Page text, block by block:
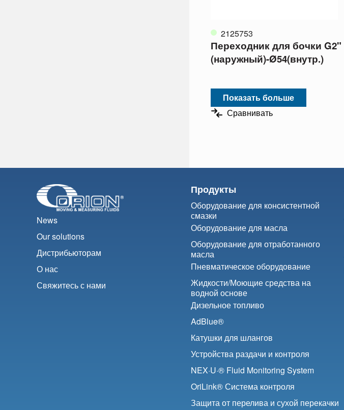
2125753
Переходник для бочки G2"
(наружный)-Ø54(внутр.)
Показать больше
Сравнивать
News
Our solutions
Дистрибьюторам
О нас
Свяжитесь с нами
Продукты
Оборудование для консистентной
смазки
Оборудование для масла
Оборудование для отработанного
масла
Пневматическое оборудование
Жидкости/Моющие средства на
водной основе
Дизельное топливо
AdBlue®
Катушки для шлангов
Устройства раздачи и контроля
NEX·U·® Fluid Monitoring System
OriLink® Система контроля
Защита от перелива и сухой перекачки